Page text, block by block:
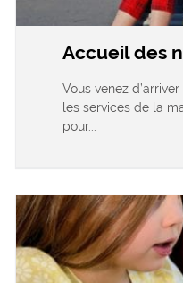
Accueil des
Vous venez
les services de la
pour...